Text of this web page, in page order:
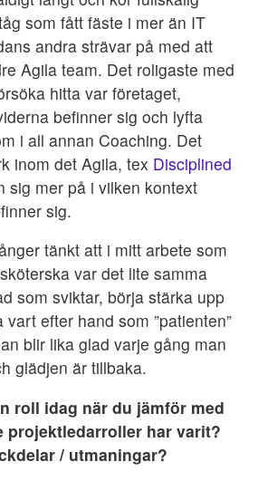
som fått fäste i mer än IT
andra strävar på med att
Agila team. Det roligaste med
hitta var företaget,
befinner sig och lyfta
i all annan Coaching. Det
inom det Agila, tex Disciplined
sig mer på i vilken kontext
sig.
tänkt att i mitt arbete som
var det lite samma
som sviktar, börja stärka upp
efter hand som ”patienten”
blir lika glad varje gång man
glädjen är tillbaka.
roll idag när du jämför med
projektledarroller har varit?
/ utmaningar?